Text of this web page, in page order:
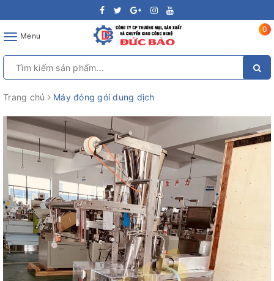
ToggleMenu
0
Trang chủ Máy đóng gói dung dịch